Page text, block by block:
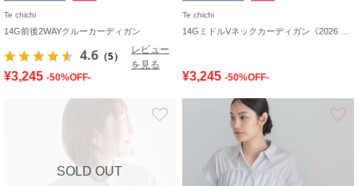
Te chichi
14G前後2WAYクルーカーディガン
4.6 （5）
レビュー
を見る
¥3,245 -50%OFF-
Te chichi
¥3,245 -50%OFF-
SOLD OUT